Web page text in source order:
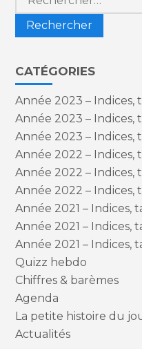
CATÉGORIES
Année 2023 – Indices,
Année 2023 –
Année 2023 – Indices,
Année 2022 – Indices,
Année 2022 –
Année 2022 – Indices,
Année 2021 – Indices,
Année 2021 – Indices,
Année 2021 – Indices,
Quizz hebdo
Chiffres & barèmes
Agenda
La petite histoire du
Actualités